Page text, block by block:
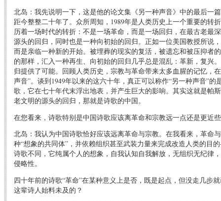
北岛：我先说明一下，这是他的论文集《另一种声音》中的最后一
距今整整二十年了。众所周知，1989年是人类历史上一个重要的转
历着一场时代的转折：不是一场革命，而是一场回归，在最古老最
源头的回归，同时也是一种向初始的回归。正如一位美国教授所说
而是亲临一种新的开始。被埋葬的现实的复活，被遗忘和被压抑者
的那样，汇入一种再生、向初始的回归几乎总是混乱：革新，复兴
归提供了可能。回顾人类历史，宗教与革命带来太多血腥的记忆，
声音”。谈到1949年以来的这六十年，真正可以称作“另一种声音”的
歌，它在七十年代末浮出地表，并产生巨大的影响。其实这就是帕
老文明的源头的回归，那就是诗歌的中国。
在您看来，诗歌特别是中国诗歌应该离革命和宗教远一点还是更近
北岛：我认为中国诗歌恰好应该远离革命与宗教。在我看来，革命
种“想象的共同体”，并依赖组织甚至武装力量来完成改造人类的目
诗歌不同，它纯属个人的想象，自我认知自我解放，无组织无纪律
侵略性。
四十年前的诗歌“革命”在某种意义上是否，既是起点，但没走几步
这辈诗人始料未及的？